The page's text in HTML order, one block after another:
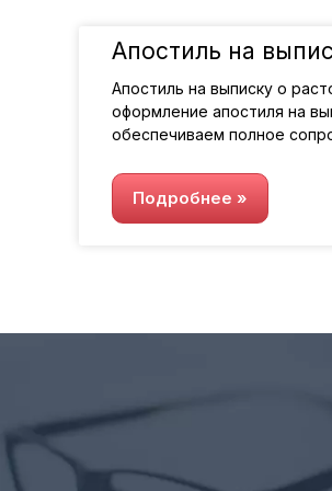
Апостиль на
Апостиль на выписку о
оформление апостиля на
обеспечиваем полное
Подробнее »